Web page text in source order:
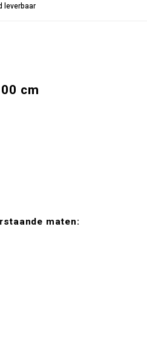
leverbaar
cm
maten: